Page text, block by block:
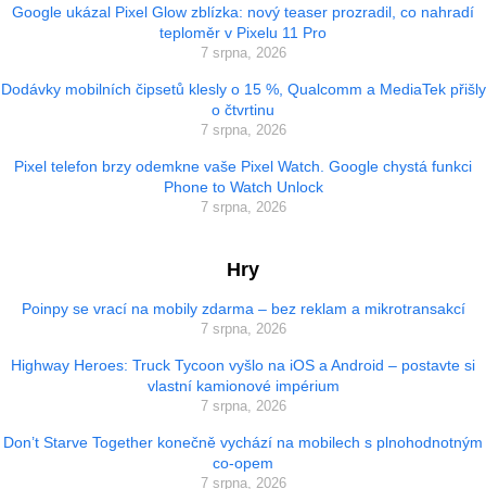
Google ukázal Pixel Glow zblízka: nový teaser prozradil, co nahradí
teploměr v Pixelu 11 Pro
7 srpna, 2026
Dodávky mobilních čipsetů klesly o 15 %, Qualcomm a MediaTek přišly
o čtvrtinu
7 srpna, 2026
Pixel telefon brzy odemkne vaše Pixel Watch. Google chystá funkci
Phone to Watch Unlock
7 srpna, 2026
Hry
Poinpy se vrací na mobily zdarma – bez reklam a mikrotransakcí
7 srpna, 2026
Highway Heroes: Truck Tycoon vyšlo na iOS a Android – postavte si
vlastní kamionové impérium
7 srpna, 2026
Don’t Starve Together konečně vychází na mobilech s plnohodnotným
co-opem
7 srpna, 2026